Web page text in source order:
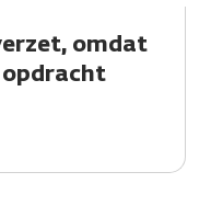
omdat